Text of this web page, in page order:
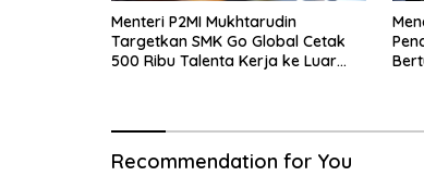
Menteri P2MI Mukhtarudin
Targetkan SMK Go Global Cetak
500 Ribu Talenta Kerja ke Luar
Recommendation for You